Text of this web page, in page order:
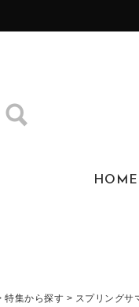
HOME
特集から探す スプリングサ